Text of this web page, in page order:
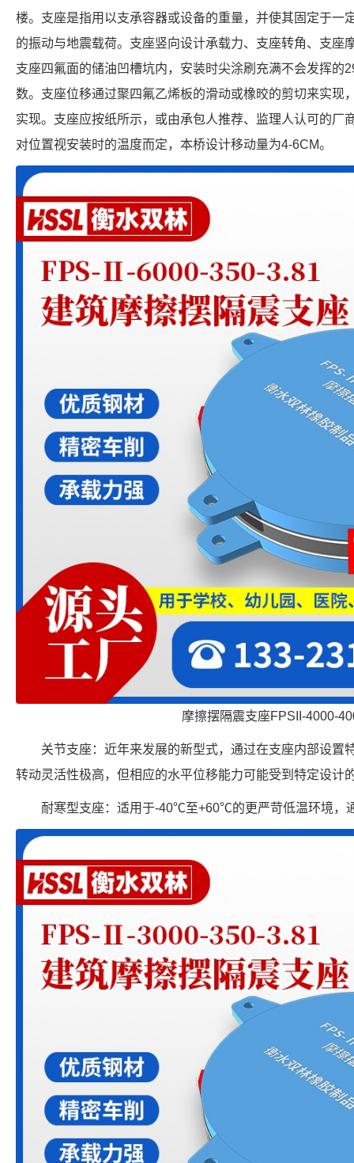
楼。支座是指用以支承容器或设备的重量，并使其固定于一
的振动与地震载荷。支座竖向设计承载力、支座转角、支座
支座四氟面的储油凹槽坑内，安装时尖涂刷充满不会发挥的
数。支座位移通过聚四氟乙烯板的滑动或橡晈的剪切来实现
实现。支座应按纸所示，或由承包人推荐、监理人认可的厂
对位置视安装时的温度而定，本桥设计移动量为4-6CM。
摩擦摆隔震支座FPSII-4000-
关节支座：近年来发展的新型式，通过在支座内部设置
转动灵活性极高，但相应的水平位移能力可能受到特定设计
耐寒型支座：适用于-40℃至+60℃的更严苛低温环境，